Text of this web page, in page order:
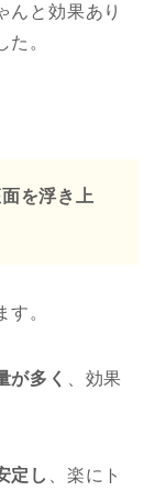
んと効果あり
。
を浮き上
。
が多く
、効果
定し 、楽にト